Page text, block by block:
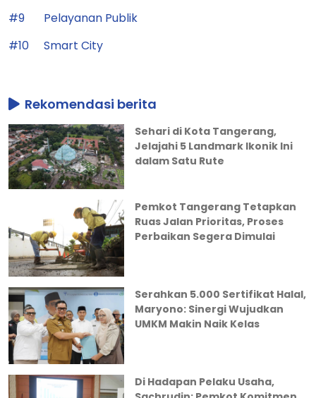
#9
Pelayanan Publik
#10
Smart City
Rekomendasi berita
Sehari di Kota Tangerang,
Jelajahi 5 Landmark Ikonik Ini
dalam Satu Rute
Pemkot Tangerang Tetapkan
Ruas Jalan Prioritas, Proses
Perbaikan Segera Dimulai
Serahkan 5.000 Sertifikat Halal,
Maryono: Sinergi Wujudkan
UMKM Makin Naik Kelas
Di Hadapan Pelaku Usaha,